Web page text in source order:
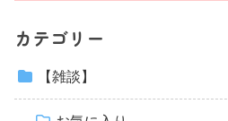
カテゴリー
【雑談】